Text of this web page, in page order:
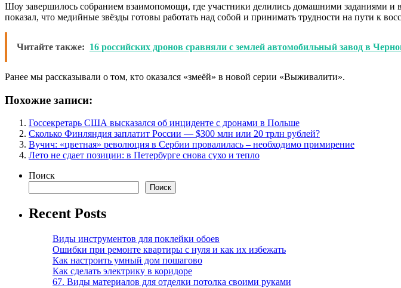
Шоу завершилось собранием взаимопомощи, где участники делились домашними заданиями и
показал, что медийные звёзды готовы работать над собой и принимать трудности на пути к
Читайте также: 16 российских дронов сравняли с землей автомобильный завод в
Ранее мы рассказывали о том, кто оказался «змеёй» в новой серии «Выживалити».
Похожие записи:
Госсекретарь США высказался об инциденте с дронами в Польше
Сколько Финляндия заплатит России — $300 млн или 20 трлн рублей?
Вучич: «цветная» революция в Сербии провалилась – необходимо примирение
Лето не сдает позиции: в Петербурге снова сухо и тепло
Поиск
Поиск
Recent Posts
Виды инструментов для поклейки обоев
Ошибки при ремонте квартиры с нуля и как их избежать
Как настроить умный дом пошагово
Как сделать электрику в коридоре
67. Виды материалов для отделки потолка своими руками